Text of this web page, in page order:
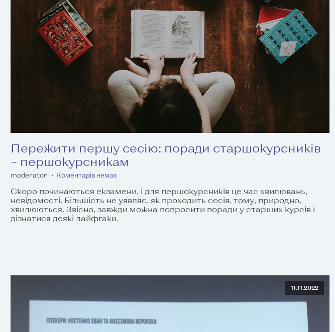
Пережити першу сесію: поради старшокурсників
– першокурсникам
moderator Коментарів немає
Скоро починаються екзамени, і для першокурсників це час хвилювань,
невідомості. Більшість не уявляє, як проходить сесія, тому, природно,
хвилюються. Звісно, завжди можна попросити поради у старших курсів і
дізнатися деякі лайфгаки.
11.11.2022